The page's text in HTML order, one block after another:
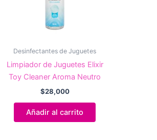
Desinfectantes de Juguetes
Limpiador de Juguetes Elixir
Toy Cleaner Aroma Neutro
$28,000
Añadir al carrito